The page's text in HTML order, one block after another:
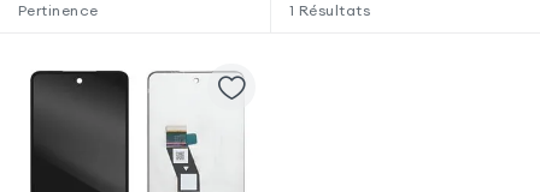
Pertinence 1 Résultats